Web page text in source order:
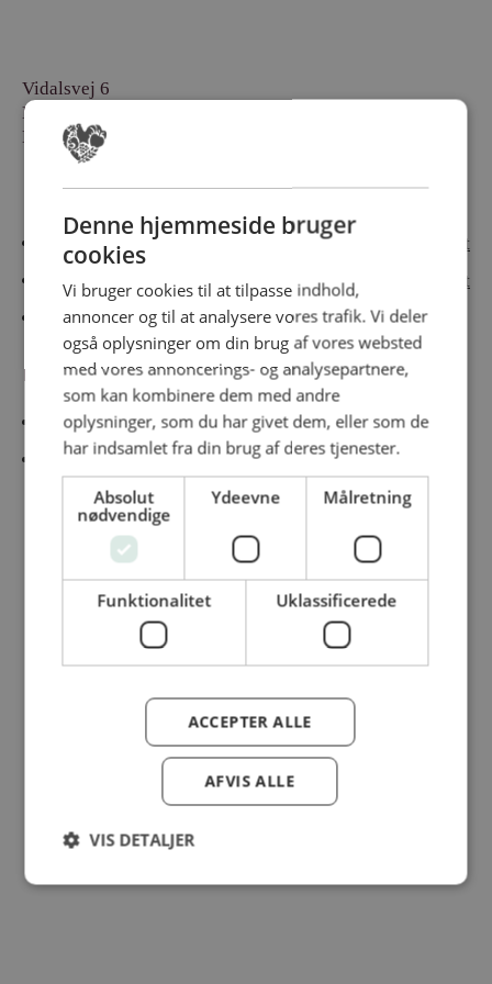
Vidalsvej 6
DK-9230 Svenstrup
Denmark
Cateringmesse Nord
Cateringmesse Midt
Cateringmesse Syd
Cateringmesse Øst
Cateringmesse Thy
Information
Cookiepolitk
Persondatapolitik
© Dansk Cater A/S - All rights reserved
Denne hjemmeside bruger
cookies
Vi bruger cookies til at tilpasse indhold,
annoncer og til at analysere vores trafik. Vi deler
også oplysninger om din brug af vores websted
med vores annoncerings- og analysepartnere,
som kan kombinere dem med andre
oplysninger, som du har givet dem, eller som de
har indsamlet fra din brug af deres tjenester.
Absolut
nødvendige
Ydeevne Målretning
Funktionalitet Uklassificerede
ACCEPTER ALLE
AFVIS ALLE
VIS DETALJER